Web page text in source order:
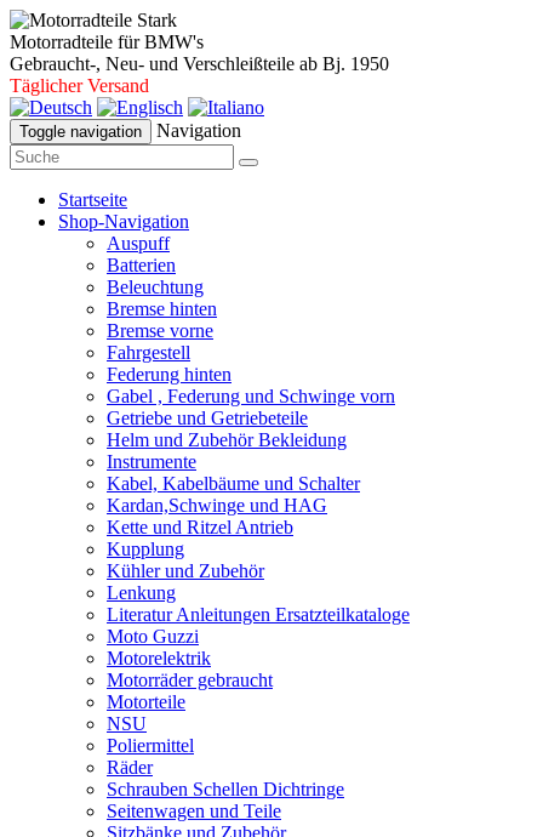
Motorradteile für BMW's
Gebraucht-, Neu- und Verschleißteile ab Bj. 1950
Täglicher Versand
Toggle navigation Navigation
Startseite
Shop-Navigation
Auspuff
Batterien
Beleuchtung
Bremse hinten
Bremse vorne
Fahrgestell
Federung hinten
Gabel , Federung und Schwinge vorn
Getriebe und Getriebeteile
Helm und Zubehör Bekleidung
Instrumente
Kabel, Kabelbäume und Schalter
Kardan,Schwinge und HAG
Kette und Ritzel Antrieb
Kupplung
Kühler und Zubehör
Lenkung
Literatur Anleitungen Ersatzteilkataloge
Moto Guzzi
Motorelektrik
Motorräder gebraucht
Motorteile
NSU
Poliermittel
Räder
Schrauben Schellen Dichtringe
Seitenwagen und Teile
Sitzbänke und Zubehör